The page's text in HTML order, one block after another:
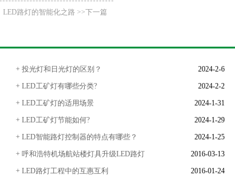
LED路灯的智能化之路 >>下一篇
2024-2-6
+ 投光灯和日光灯的区别？
2024-2-2
+ LED工矿灯有哪些分类?
2024-1-31
+ LED工矿灯的适用场景
2024-1-29
+ LED工矿灯节能如何?
2024-1-25
+ LED智能路灯控制器的特点有哪些？
2016-03-13
+ 呼和浩特机场航站楼灯具升级LED路灯
2016-01-24
+ LED路灯工程中的互惠互利